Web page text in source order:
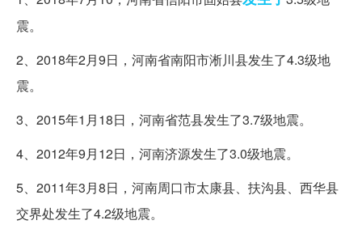
震。
2、2018年2月9日，河南省南阳市淅川县发生了4.3级地
震。
3、2015年1月18日，河南省范县发生了3.7级地震。
4、2012年9月12日，河南济源发生了3.0级地震。
5、2011年3月8日，河南周口市太康县、扶沟县、西华县
交界处发生了4.2级地震。